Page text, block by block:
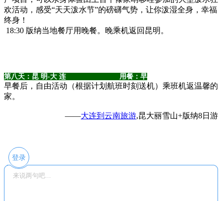
欢活动，感受“天天泼水节”的磅礴气势，让你泼湿全身，幸福
终身！
18:30 版纳当地餐厅用晚餐。晚乘机返回昆明。
第八天：昆 明-大 连 用餐：早
早餐后，自由活动（根据计划航班时刻送机）乘班机返温馨的
家。
——大连到云南旅游,昆大丽雪山+版纳8日游
登录